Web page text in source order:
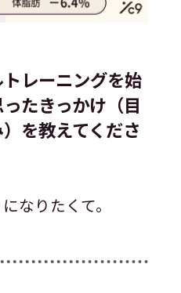
レーニングを始
たきっかけ（目
を教えてくださ
なりたくて。